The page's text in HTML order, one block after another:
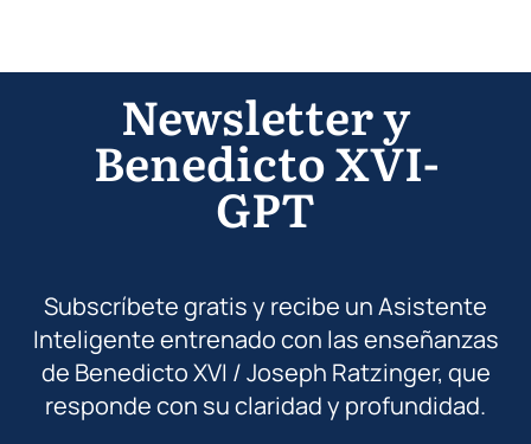
Newsletter y
Benedicto XVI-
GPT
Subscríbete gratis y recibe un Asistente
Inteligente entrenado con las enseñanzas
de Benedicto XVI / Joseph Ratzinger, que
responde con su claridad y profundidad.